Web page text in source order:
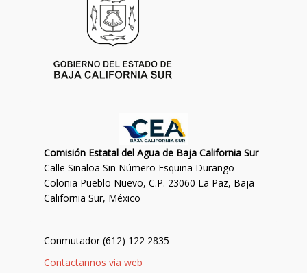
Comisión Estatal del Agua de Baja California Sur
Calle Sinaloa Sin Número Esquina Durango
Colonia Pueblo Nuevo, C.P. 23060 La Paz, Baja
California Sur, México
Conmutador (612) 122 2835
Contactannos via web